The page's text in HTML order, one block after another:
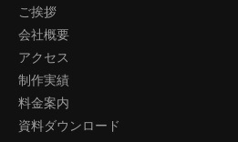
ご挨拶
会社概要
アクセス
制作実績
料金案内
資料ダウンロード